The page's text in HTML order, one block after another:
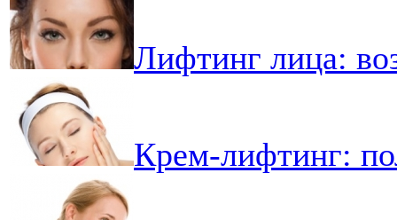
Лифтинг лица:
Крем-лифтинг: